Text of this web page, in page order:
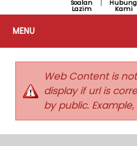
Soalan
Lazim Kami
MENU
Web Content is
display if url is
by public.